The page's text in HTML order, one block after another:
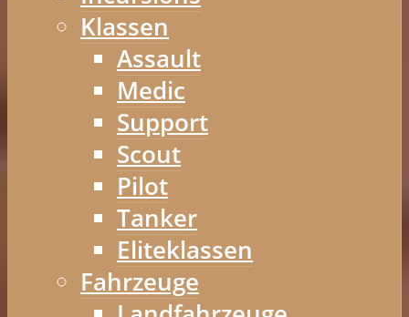
Klassen
Assault
Medic
Support
Scout
Pilot
Tanker
Eliteklassen
Fahrzeuge